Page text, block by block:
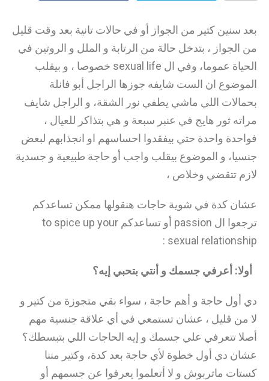
بعد سنين كتير من الجواز أو في حالات تانية بعد وقت قليل
من الجواز ، بتدخل حالة من الرتابة و الملل و الروتين في
الحياة عموما، وفي ال sexual life خصوصا ، و بيقلب
الموضوع ان الست شايفه جوزها الراجل أبو فانلة
بحمالات اللي ماشي يطفي نور الشقة، و الراجل شايف
مراته ثور هايج في عنبر سبعة و هي بتذاكر للعيال ،
فواحدة واحدة حتي بيفقدوا احساسهم او انجذابهم لبعض
جنسيا، و الموضوع بيقلب واجب أو حاجة طبيعية و جسدية
لازم تتقضي وخلاص ،
عشان كدة في شوية حاجات هنقولها ممكن تساعدكم
ترجعوا ال passion أو تساعدكم to spice up your
sexual relationship :
أولا: أعرفي جسمك و أنتي بتحبي إيه؟
دي أول حاجة و أهم حاجة ، سواء بقي متجوزة من كتير و
لا من قليل ، عشان تستمعي في أي علاقة جنسية مهم
أصلا تتعرفي علي جسمك و إيه الحاجات اللي بتبسطك؟
عشان دي أول خطوة لأي حاجة بعد كدة، وكتير مننا
كستات ماتربوش و لا أتعلموا يعرفوا عن جسمهم أو